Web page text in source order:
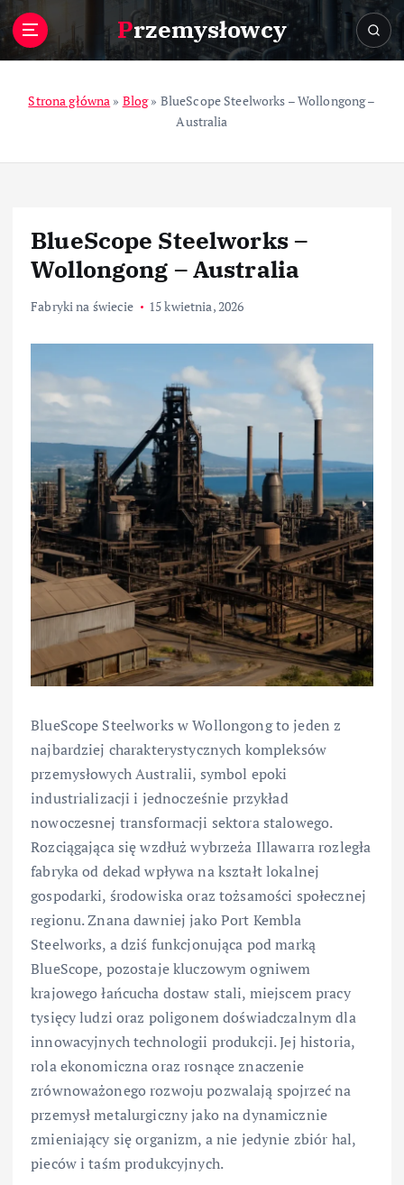
Przemysłowcy
Strona główna » Blog» BlueScope Steelworks – Wollongong –
Australia
BlueScope Steelworks –
Wollongong – Australia
Fabryki na świecie 15 kwietnia, 2026
BlueScope Steelworks w Wollongong to jeden z
najbardziej charakterystycznych kompleksów
przemysłowych Australii, symbol epoki
industrializacji i jednocześnie przykład
nowoczesnej transformacji sektora stalowego.
Rozciągająca się wzdłuż wybrzeża Illawarra rozległa
fabryka od dekad wpływa na kształt lokalnej
gospodarki, środowiska oraz tożsamości społecznej
regionu. Znana dawniej jako Port Kembla
Steelworks, a dziś funkcjonująca pod marką
BlueScope, pozostaje kluczowym ogniwem
krajowego łańcucha dostaw stali, miejscem pracy
tysięcy ludzi oraz poligonem doświadczalnym dla
innowacyjnych technologii produkcji. Jej historia,
rola ekonomiczna oraz rosnące znaczenie
zrównoważonego rozwoju pozwalają spojrzeć na
przemysł metalurgiczny jako na dynamicznie
zmieniający się organizm, a nie jedynie zbiór hal,
pieców i taśm produkcyjnych.